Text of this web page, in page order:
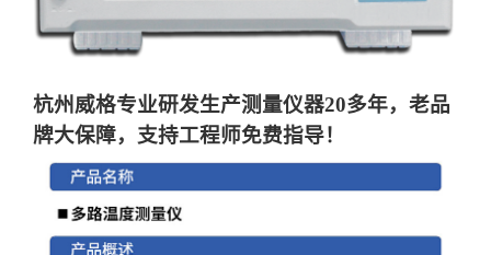
杭州威格专业研发生产测量仪器20多年，老品
牌大保障，支持工程师免费指导！